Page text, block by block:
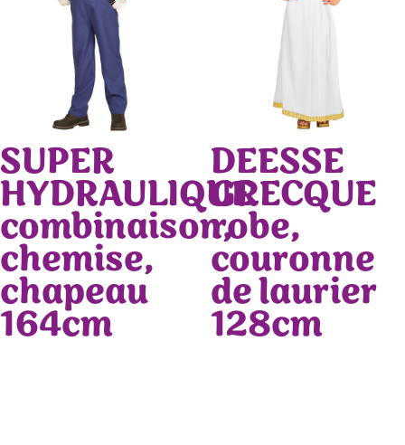
SUPER
HYDRAULIQUE
combinaison,
chemise,
chapeau
164cm
DEESSE
GRECQUE
robe,
couronne
de laurier
128cm